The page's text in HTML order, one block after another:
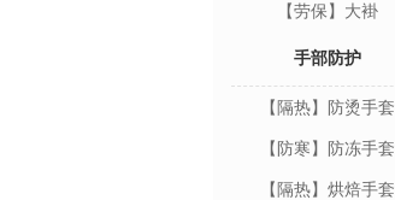
【劳保】大褂
手部防护
【隔热】防烫手套
【防寒】防冻手套
【隔热】烘焙手套